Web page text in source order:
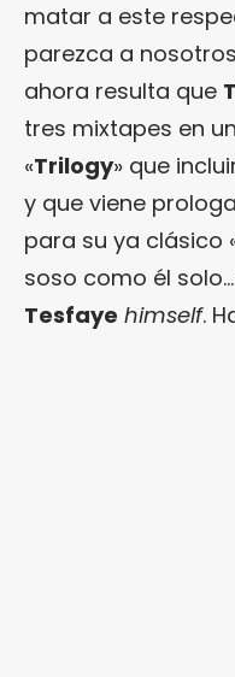
matar a este
parezca a
ahora resulta que
tres mixtapes en
«Trilogy» que
y que viene
para su ya clásico
soso como él
Tesfaye himself.